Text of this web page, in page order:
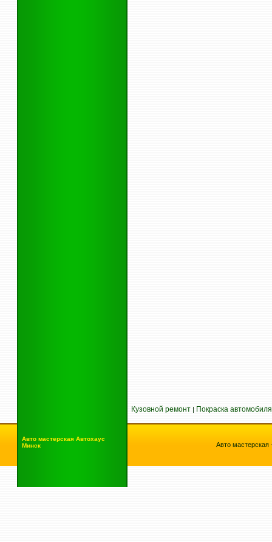
Авто мастерская Автохаус
Минск
Кузовной ремонт | Покраска автомобиля
Авто